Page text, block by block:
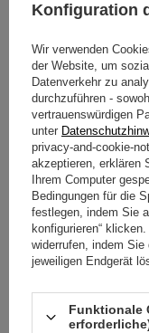
Set-Inhalt
Konfiguration
Wir verwenden
der Website, um
Datenverkehr zu
durchzuführen -
vertrauenswürdigen
unter
privacy-and-cookie-
akzeptieren, erklären
Ihrem Computer
Bedingungen für die
festlegen, indem Sie
konfigurieren“
widerrufen, indem
jeweiligen Endgerät
Funktionale